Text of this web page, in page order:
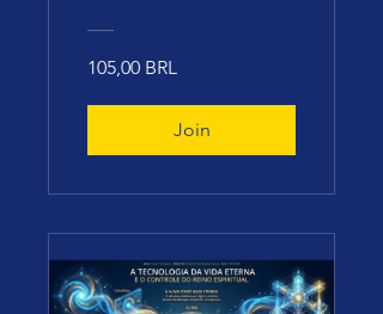
Tecnologia dos
Eventos e o Amor
- Grigori Grabovoi
105,00 BRL
Join